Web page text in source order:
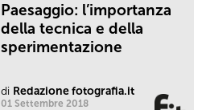
Paesaggio: l’importanza
della tecnica e della
sperimentazione
di Redazione fotografia.it
01 Settembre 2018